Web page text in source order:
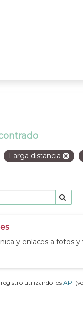
Larga distancia
y enlaces a fotos
registro utilizando losAPI